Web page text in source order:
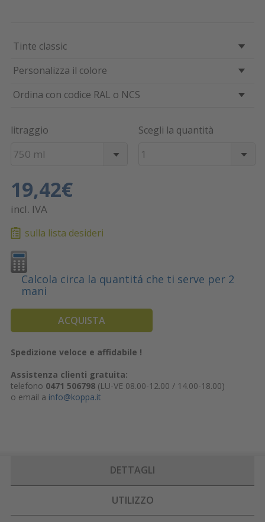
Tinte classic
Personalizza il colore
Ordina con codice RAL o NCS
litraggio
750 ml
Scegli la quantità
1
19,42€
incl. IVA
sulla lista desideri
Calcola circa la quantitá che ti serve per 2
mani
ACQUISTA
Spedizione veloce e affidabile !
Assistenza clienti gratuita:
telefono 0471 506798(LU-VE 08.00-12.00 / 14.00-18.00)
o email a info@koppa.it
DETTAGLI
UTILIZZO